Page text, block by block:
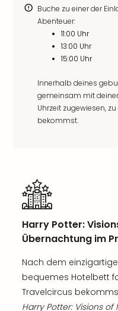
Buche zu einer der
Abenteuer:
11:00 Uhr
13:00 Uhr
15:00 Uhr
Innerhalb deines
gemeinsam mit
Uhrzeit zugewiesen,
bekommst.
Harry Potter:
Übernachtung im
Nach dem
bequemes Hotelbett
Travelcircus
Harry Potter: Visions of